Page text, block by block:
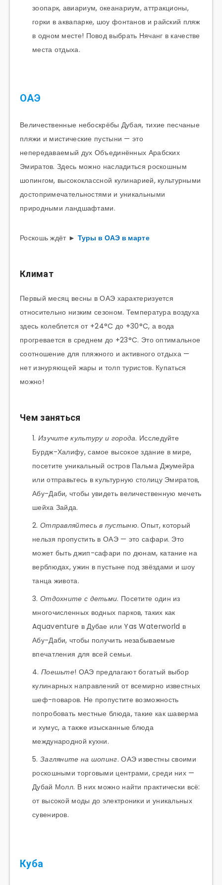
зоопарк, авиариум, океанариум, аттракционы,
горки в аквапарке, шоу фонтанов и райский пляж
в одном месте! Повод выбрать Нячанг в качестве
места отдыха.
ОАЭ
Величественные небоскрёбы Дубая, тихие песчаные
пляжи и мистические пустыни — это
непередаваемый дух Объединённых Арабских
Эмиратов. Здесь можно насладиться роскошным
шопингом, высококлассной кулинарией, культурными
достопримечательностями и уникальными
природными ландшафтами.
Роскошь ждёт ► Туры в ОАЭ в марте
Климат
Первый месяц весны в ОАЭ характеризуется
относительно низким сезоном. Температура воздуха
здесь колеблется от +24°C до +30°C, а вода
прогревается в среднем до +23°C. Это оптимальное
соотношение для пляжного и активного отдыха —
нет изнуряющей жары и толп туристов. Купаться
можно!
Чем заняться
Изучите культуру и города. Исследуйте
Бурдж-Халифу, самое высокое здание в мире,
посетите уникальный остров Пальма Джумейра
или отправьтесь в культурную столицу Эмиратов,
Абу-Даби, чтобы увидеть величественную мечеть
шейха Зайда.
Отправляйтесь в пустыню. Опыт, который
нельзя пропустить в ОАЭ — это сафари. Это
может быть джип-сафари по дюнам, катание на
верблюдах, ужин в пустыне под звёздами и шоу
танца живота.
Отдохните с детьми. Посетите один из
многочисленных водных парков, таких как
Aquaventure в Дубае или Yas Waterworld в
Абу-Даби, чтобы получить незабываемые
впечатления для всей семьи.
Поешьте! ОАЭ предлагают богатый выбор
кулинарных направлений от всемирно известных
шеф-поваров. Не пропустите возможность
попробовать местные блюда, такие как шаверма
и хумус, а также изысканные блюда
международной кухни.
Загляните на шопинг. ОАЭ известны своими
роскошными торговыми центрами, среди них —
Дубай Молл. В них можно найти практически всё:
от высокой моды до электроники и уникальных
сувениров.
Куба